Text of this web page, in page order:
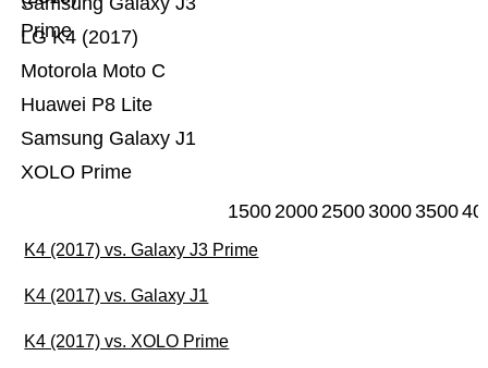
XOLO Prime
Samsung Galaxy J1
Huawei P8 Lite
Motorola Moto C
LG K4 (2017)
Prime
15002000250030003500
K4 (2017) vs. Galaxy J3 Prime
K4 (2017) vs. Galaxy J1
K4 (2017) vs. XOLO Prime